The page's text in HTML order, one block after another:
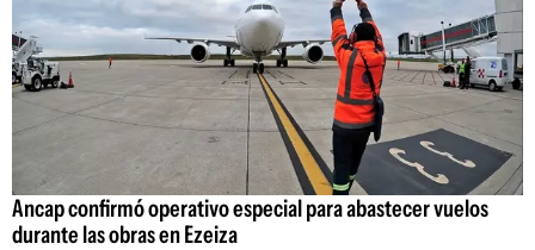
Ancap confirmó operativo especial para abastecer vuelos
durante las obras en Ezeiza